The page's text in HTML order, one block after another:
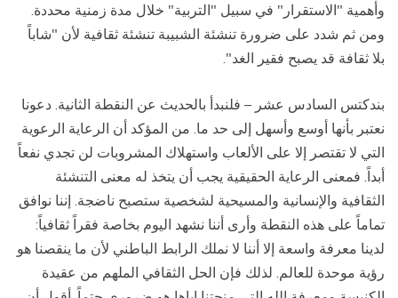
وأهمية "الاستقرار" في سبيل "التربية" خلال مدة زمنية محددة.
ومن ثم شدد على ضرورة تنشئة الشبيبة تنشئة ثقافية لأن "شاباً
بلا ثقافة قد يصبح فقير الغد".
بندكتس السادس عشر – فلنبدأ بالحديث عن النقطة الثانية. دعونا
نعتبر بأنها أوسع وأسهل إلى حد ما. من المؤكد أن الرعاية الرعوية
التي لا تقتصر إلا على الألعاب واستهلاك المشروبات لن تجدي نفعاً
أبداً. فمعنى الرعاية الحقيقية يجب أن يتخذ له معنى التنشئة
الثقافية والإنسانية والمسيحية لشخصية ستصبح ناضجة. إننا نوافق
تماماً على هذه النقطة وأرى أننا نشهد اليوم بخاصة فقراً ثقافياً:
لدينا معرفة واسعة إلا أننا لا نملك الرابط الباطني لأن ما ينقصنا هو
رؤية موحدة للعالم. لذلك فإن الحل الثقافي الملهم من عقيدة